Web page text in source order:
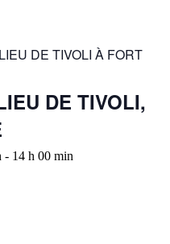
DE TIVOLI À FORT
DE TIVOLI,
- 14 h 00 min